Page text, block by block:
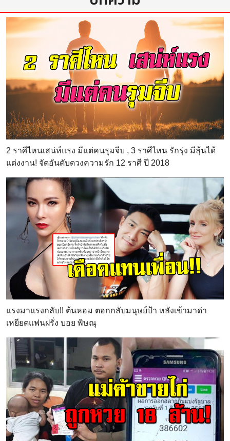
ร้านgrandelectronic
2 ราศีไหนเสน่ห์แรง มีแต่คนรุมจีบ , 3 ราศีไหน รักรุ่ง มีลุ้นได้
แต่งงาน! จัดอันดับดวงความรัก 12 ราศี ปี 2018
แรงมาแรงกลับ!! ต้นหอม ตอกกลับมนุษย์ป้า หลังเข้ามาด่า
เหยียดแฟนฝรั่ง บอย พิษณุ